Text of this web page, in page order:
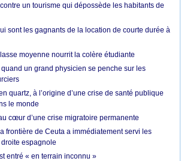
un tourisme qui dépossède les habitants de
sont les gagnants de la location de courte durée à
moyenne nourrit la colère étudiante
un grand physicien se penche sur les
quartz, à l’origine d’une crise de santé publique
le monde
cœur d’une crise migratoire permanente
frontière de Ceuta a immédiatement servi les
droite espagnole
entré « en terrain inconnu »